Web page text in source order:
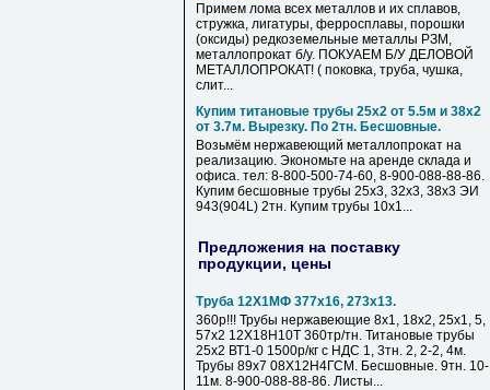
Примем лома всех металлов и их сплавов,
стружка, лигатуры, ферросплавы, порошки
(оксиды) редкоземельные металлы РЗМ,
металлопрокат б/у. ПОКУАЕМ Б/У ДЕЛОВОЙ
МЕТАЛЛОПРОКАТ! ( поковка, труба, чушка,
слит...
Купим титановые трубы 25х2 от 5.5м и 38х2
от 3.7м. Вырезку. По 2тн. Бесшовные.
Возьмём нержавеющий металлопрокат на
реализацию. Экономьте на аренде склада и
офиса. тел: 8-800-500-74-60, 8-900-088-88-86.
Купим бесшовные трубы 25х3, 32х3, 38х3 ЭИ
943(904L) 2тн. Купим трубы 10х1...
Предложения на поставку
продукции, цены
Труба 12Х1МФ 377х16, 273х13.
360р!!! Трубы нержавеющие 8х1, 18х2, 25х1, 5,
57х2 12Х18Н10Т 360тр/тн. Титановые трубы
25х2 ВТ1-0 1500р/кг с НДС 1, 3тн. 2, 2-2, 4м.
Трубы 89х7 08Х12Н4ГСМ. Бесшовные. 9тн. 10-
11м. 8-900-088-88-86. Листы...